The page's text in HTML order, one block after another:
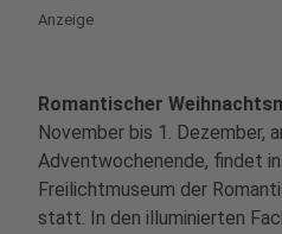
Anzeige
Romantischer
November bis 1. Dezember,
Adventwochenende, findet
Freilichtmuseum der
statt. In den illuminierten